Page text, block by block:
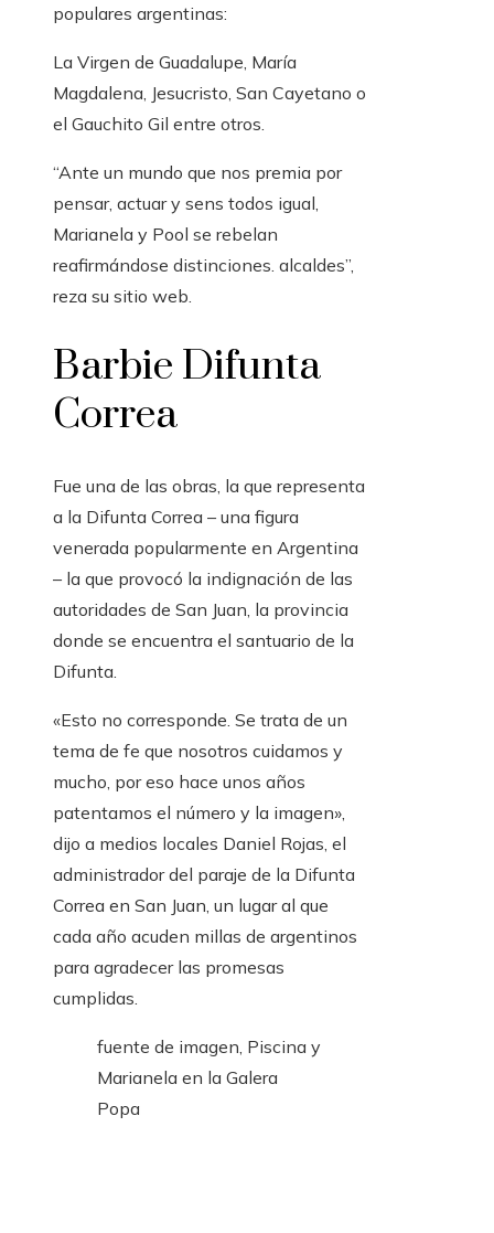
populares argentinas:
La Virgen de Guadalupe, María
Magdalena, Jesucristo, San Cayetano o
el Gauchito Gil entre otros.
“Ante un mundo que nos premia por
pensar, actuar y sens todos igual,
Marianela y Pool se rebelan
reafirmándose distinciones. alcaldes”,
reza su sitio web.
Barbie Difunta
Correa
Fue una de las obras, la que representa
a la Difunta Correa – una figura
venerada popularmente en Argentina
– la que provocó la indignación de las
autoridades de San Juan, la provincia
donde se encuentra el santuario de la
Difunta.
«Esto no corresponde. Se trata de un
tema de fe que nosotros cuidamos y
mucho, por eso hace unos años
patentamos el número y la imagen»,
dijo a medios locales Daniel Rojas, el
administrador del paraje de la Difunta
Correa en San Juan, un lugar al que
cada año acuden millas de argentinos
para agradecer las promesas
cumplidas.
fuente de imagen, Piscina y
Marianela en la Galera
Popa